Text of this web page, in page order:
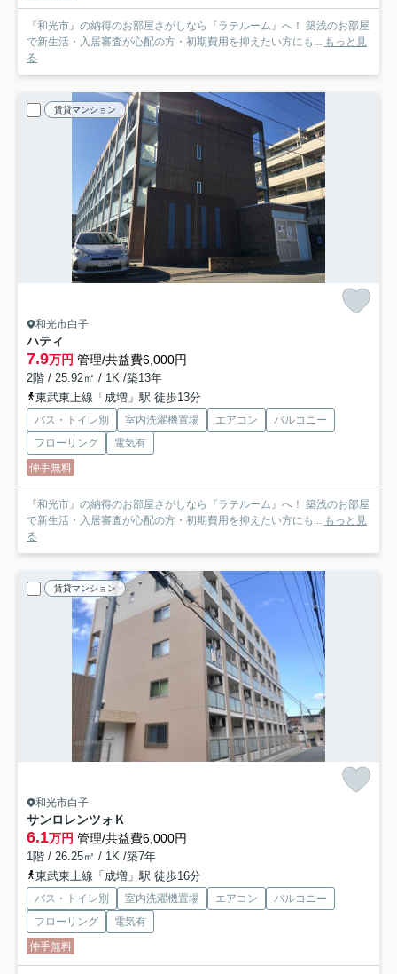
『和光市』の納得のお部屋さがしなら『ラテルーム』へ！ 築浅のお部屋
で新生活・入居審査が心配の方・初期費用を抑えたい方にも... もっと見
る
賃貸マンション
和光市白子
ハティ
7.9万円 管理/共益費6,000円
2階 / 25.92㎡ / 1K /築13年
東武東上線「成増」駅 徒歩13分
バス・トイレ別 室内洗濯機置場 エアコン
バルコニー
フローリング
電気有
仲手無料
『和光市』の納得のお部屋さがしなら『ラテルーム』へ！ 築浅のお部屋
で新生活・入居審査が心配の方・初期費用を抑えたい方にも... もっと見
る
賃貸マンション
和光市白子
サンロレンツォＫ
6.1万円 管理/共益費6,000円
1階 / 26.25㎡ / 1K /築7年
東武東上線「成増」駅 徒歩16分
バス・トイレ別 室内洗濯機置場 エアコン
バルコニー
フローリング
電気有
仲手無料